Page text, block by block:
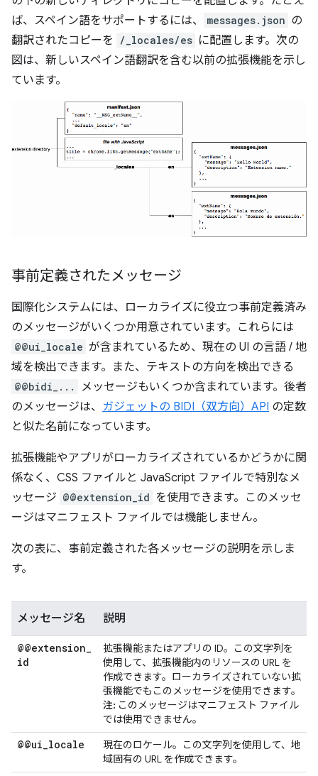
ば、スペイン語をサポートするには、
messages.json の
翻訳されたコピーを
/_locales/es に配置します。次の
図は、新しいスペイン語翻訳を含む以前の拡張機能を示し
ています。
事前定義されたメッセージ
国際化システムには、ローカライズに役立つ事前定義済み
のメッセージがいくつか用意されています。これらには
@@ui_locale が含まれているため、現在の UI の言語 / 地
域を検出できます。また、テキストの方向を検出できる
@@bidi_...
メッセージもいくつか含まれています。後者
のメッセージは、 ガジェットの BIDI（双方向）API の定数
と似た名前になっています。
拡張機能やアプリがローカライズされているかどうかに関
係なく、CSS ファイルと JavaScript ファイルで特別なメ
ッセージ @@extension_id を使用できます。このメッセ
ージはマニフェスト ファイルでは機能しません。
次の表に、事前定義された各メッセージの説明を示しま
す。
メッセージ名 説明
@@extension
id
拡張機能またはアプリの ID。この文字列を
使用して、拡張機能内のリソースの URL を
作成できます。ローカライズされていない拡
張機能でもこのメッセージを使用できます。
注: このメッセージはマニフェスト ファイル
では使用できません。
@@ui locale
現在のロケール。この文字列を使用して、地
域固有の URL を作成できます。